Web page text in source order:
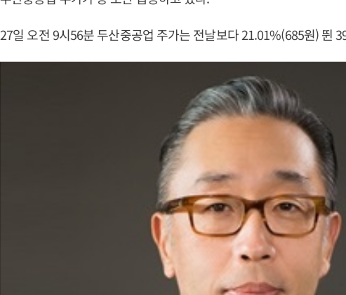
27일 오전 9시56분 두산중공업 주가는 전날보다 21.01%(685원) 뛴